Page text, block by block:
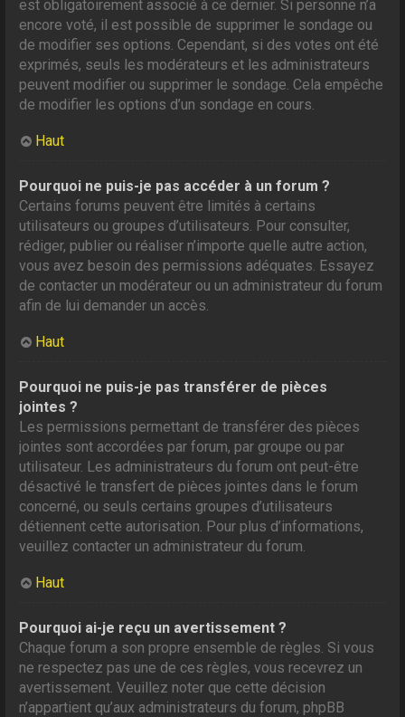
est obligatoirement associé à ce dernier. Si personne n’a
encore voté, il est possible de supprimer le sondage ou
de modifier ses options. Cependant, si des votes ont été
exprimés, seuls les modérateurs et les administrateurs
peuvent modifier ou supprimer le sondage. Cela empêche
de modifier les options d’un sondage en cours.
Haut
Pourquoi ne puis-je pas accéder à un forum ?
Certains forums peuvent être limités à certains
utilisateurs ou groupes d’utilisateurs. Pour consulter,
rédiger, publier ou réaliser n’importe quelle autre action,
vous avez besoin des permissions adéquates. Essayez
de contacter un modérateur ou un administrateur du forum
afin de lui demander un accès.
Haut
Pourquoi ne puis-je pas transférer de pièces
jointes ?
Les permissions permettant de transférer des pièces
jointes sont accordées par forum, par groupe ou par
utilisateur. Les administrateurs du forum ont peut-être
désactivé le transfert de pièces jointes dans le forum
concerné, ou seuls certains groupes d’utilisateurs
détiennent cette autorisation. Pour plus d’informations,
veuillez contacter un administrateur du forum.
Haut
Pourquoi ai-je reçu un avertissement ?
Chaque forum a son propre ensemble de règles. Si vous
ne respectez pas une de ces règles, vous recevrez un
avertissement. Veuillez noter que cette décision
n’appartient qu’aux administrateurs du forum, phpBB